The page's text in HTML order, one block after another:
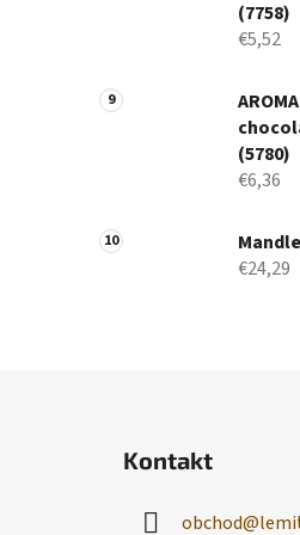
(7758)
€5,52
(5780)
€6,36
€24,29
Kontakt
obchod@